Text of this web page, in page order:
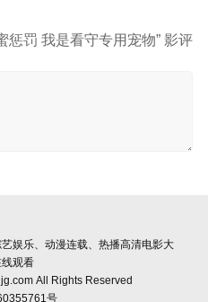
惩罚 我是看守专用宠物” 影评
娱乐、动漫连载、热播高清电影大
观看
All Rights Reserved
号